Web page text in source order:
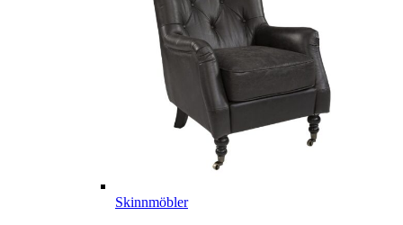
Skinnmöbler